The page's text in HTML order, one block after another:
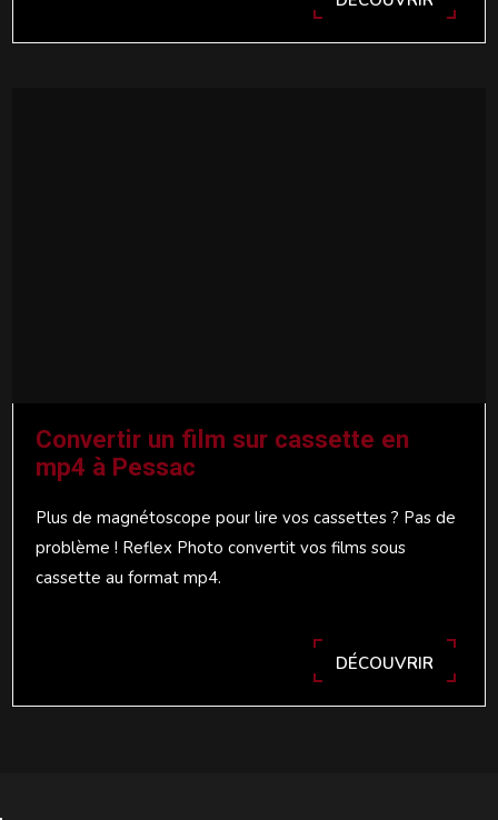
Convertir un film sur cassette en
mp4 à Pessac
Plus de magnétoscope pour lire vos cassettes ? Pas de
problème ! Reflex Photo convertit vos films sous
cassette au format mp4.
DÉCOUVRIR